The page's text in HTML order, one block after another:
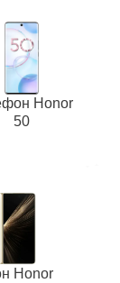
Honor
50
Honor